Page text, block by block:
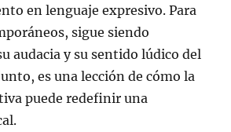
en lenguaje expresivo. Para
sigue siendo
audacia y su sentido lúdico del
es una lección de cómo la
puede redefinir una